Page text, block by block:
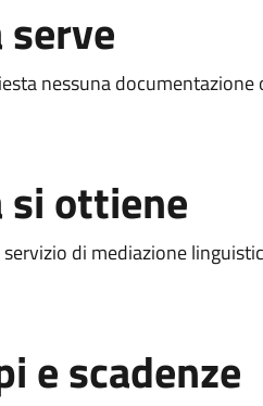
serve
nessuna
si ottiene
di mediazione
e scadenze